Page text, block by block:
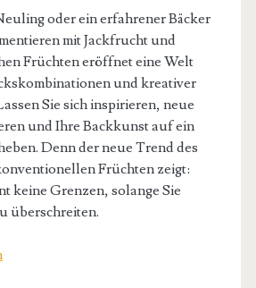
oder ein erfahrener Bäcker
mit Jackfrucht und
Früchten eröffnet eine Welt
und kreativer
Sie sich inspirieren, neue
und Ihre Backkunst auf ein
Denn der neue Trend des
Früchten zeigt:
keine Grenzen, solange Sie
überschreiten.